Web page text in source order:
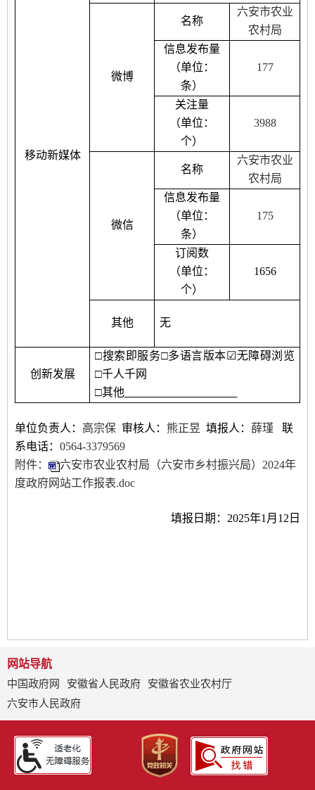
移动新媒体
微博
名称
六安市农业
农村局
信息发布量
（单位：
条）
177
关注量
（单位：
个）
3988
微信
名称
六安市农业
农村局
信息发布量
（单位：
条）
175
订阅数
（单位：
个）
1656
其他 无
创新发展
□搜索即服务□多语言版本☑无障碍浏览
□千人千网
□其他
单位负责人： 高宗保 审核人 ： 熊正昱 填报人 ： 薛瑾
联
系电话： 0564-3379569
附件：
六安市农业农村局（六安市乡村振兴局）2024年
度政府网站工作报表.doc
填报日期： 2025年1 月 12日
网站导航
中国政府网
安徽省人民政府
安徽省农业农村厅
六安市人民政府